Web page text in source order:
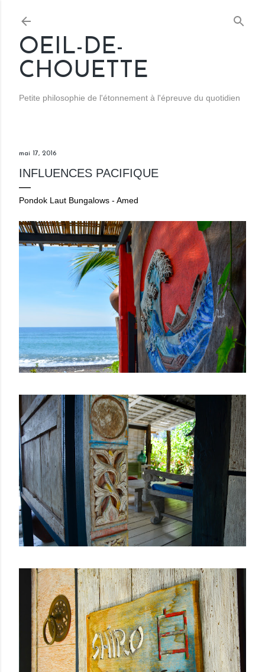
OEIL-DE-
CHOUETTE
Petite philosophie de l'étonnement à l'épreuve du quotidien
mai 17, 2016
INFLUENCES PACIFIQUE
Pondok Laut Bungalows - Amed